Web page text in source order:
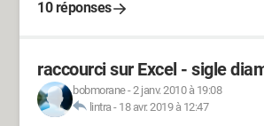
10 réponses
raccourci sur Excel - sigle
bobmorane-2 janv. 2010 à 19:08
lintra- 18 avr. 2019 à 12:47